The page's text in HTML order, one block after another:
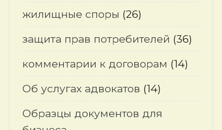
жилищные споры (26)
защита прав потребителей (36)
комментарии к договорам (14)
Об услугах адвокатов (14)
Образцы документов для